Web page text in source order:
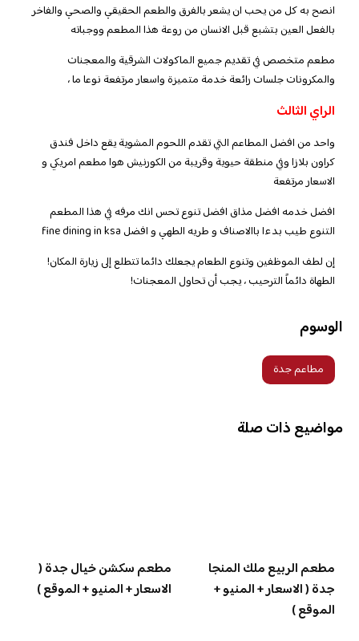
انصح به كل من يحب ان يشعر بالفرق والطعم الحقيقي والصحي والفاخر
بالفعل العين بتشبع قبل الانسان من روعة هذا المطعم ووجباته
مطعم متخصص في تقديم جميع الماكولات الشرقية والمعجنات
والمكرونات جلسات رائعة خدمة متميزة واسعار مرتفعة نوعا ما ،
الراي الثالث
واحد من افضل المطاعم التي تقدم اللحوم المشوية يقع داخل فندق
كراون بلازا وفي منطقة حيوية وقريبة من الكورنيش هوا مطعم امريكي و
الاسعار مرتفعة
افضل خدمه افضل مذاق افضل تنوع تحس انك مرفه في هذا المطعم
التنوع طيب بدءا باالاصناف و طريه الطهي و افضل fine dining in ksa
إن لطف الموظفين وتنوع الطعام يجعلك دائما تتطلع إلى زيارة المكان!
الطهاة دائماً الترحيب ، يجب أن تحاول المعجنات!
الوسوم
مطاعم جدة
مواضيع ذات صلة
مطعم الربيع ملك المنجا
جدة ( الاسعار + المنيو +
الموقع )
مطعم سكشن خيال جدة (
الاسعار + المنيو + الموقع )